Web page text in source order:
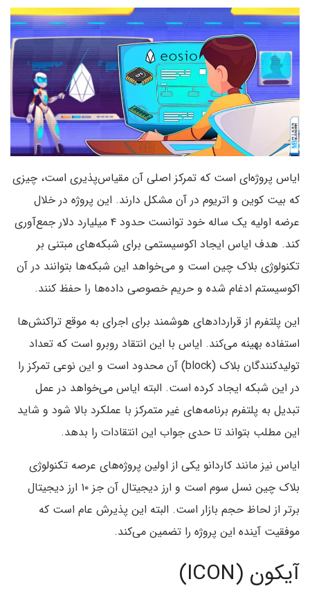
ایاس پروژه‌ای است که تمرکز اصلی آن مقیاس‌پذیری است، چیزی
که بیت کوین و اتریوم در آن مشکل دارند. این پروژه در خلال
عرضه اولیه یک ساله خود توانست حدود ۴ میلیارد دلار جمع‌آوری
کند. هدف ایاس ایجاد اکوسیستمی برای شبکه‌های مبتنی بر
تکنولوژی بلاک چین است و می‌خواهد این شبکه‌ها بتوانند در آن
اکوسیستم ادغام شده و حریم خصوصی داده‌ها را حفظ کنند.
این پلتفرم از قرارداد‌های هوشمند برای اجرای به موقع تراکنش‌ها
استفاده بهینه می‌کند. ایاس با این انتقاد روبرو است که تعداد
تولید‌کنندگان بلاک (block) آن محدود است و این نوعی تمرکز را
در این شبکه ایجاد کرده است. البته ایاس می‌خواهد در عمل
تبدیل به پلتفرم برنامه‌های غیر متمرکز با عملکرد بالا شود و شاید
این مطلب بتواند تا حدی جواب این انتقادات را بدهد.
ایاس نیز مانند کاردانو یکی از اولین پروژه‌های عرصه تکنولوژی
بلاک چین نسل سوم است و ارز دیجیتال آن جز ۱۰ ارز دیجیتال
برتر از لحاظ حجم بازار است. البته این پذیرش عام است که
موفقیت آینده این پروژه را تضمین می‌کند.
آیکون (ICON)